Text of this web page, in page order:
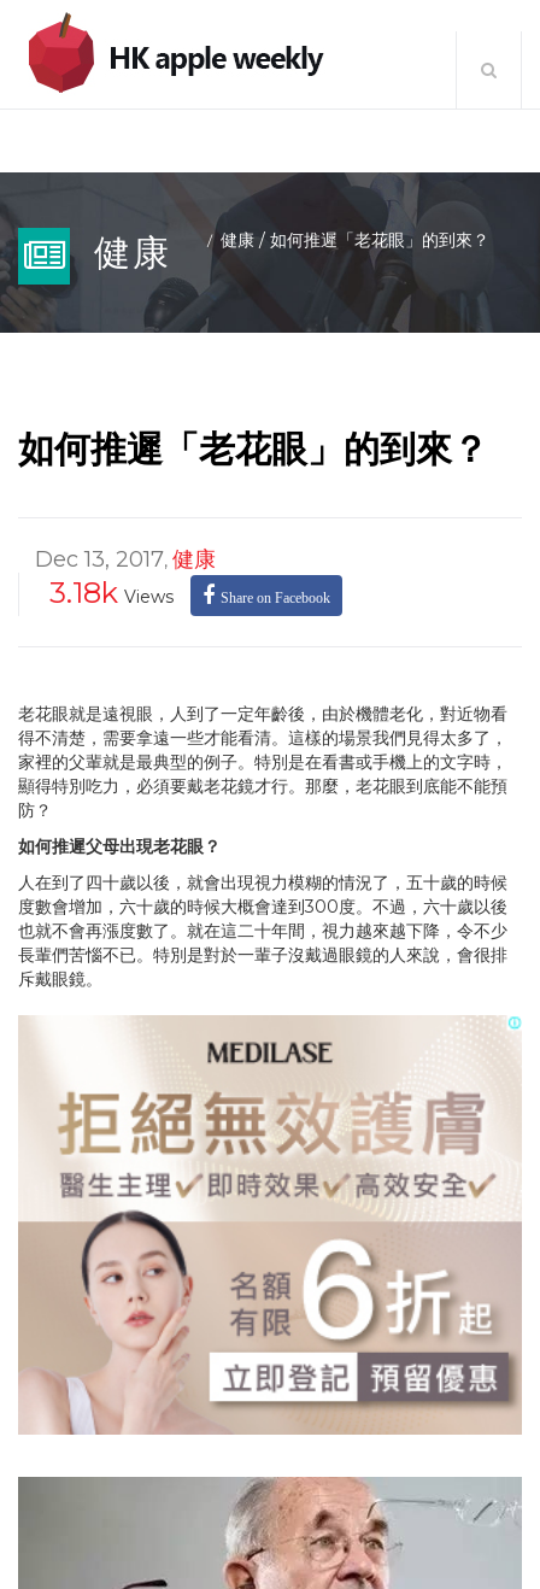
健康 健康 / 如何推遲「老花眼」的到來？
如何推遲「老花眼」的到來？
Dec 13, 2017, 健康
3.18k Views Share on Facebook
老花眼就是遠視眼，人到了一定年齡後，由於機體老化，對近物看
得不清楚，需要拿遠一些才能看清。這樣的場景我們見得太多了，
家裡的父輩就是最典型的例子。特別是在看書或手機上的文字時，
顯得特別吃力，必須要戴老花鏡才行。那麼，老花眼到底能不能預
防？
如何推遲父母出現老花眼？
人在到了四十歲以後，就會出現視力模糊的情況了，五十歲的時候
度數會增加，六十歲的時候大概會達到300度。不過，六十歲以後
也就不會再漲度數了。就在這二十年間，視力越來越下降，令不少
長輩們苦惱不已。特別是對於一輩子沒戴過眼鏡的人來說，會很排
斥戴眼鏡。